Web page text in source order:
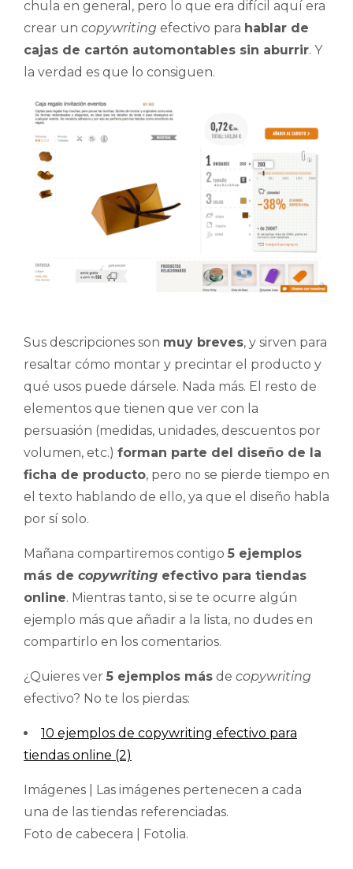
chula en general, pero lo que era difícil aquí era
crear un copywriting efectivo para hablar de
cajas de cartón automontables sin aburrir. Y
la verdad es que lo consiguen.
Sus descripciones son muy breves, y sirven para
resaltar cómo montar y precintar el producto y
qué usos puede dársele. Nada más. El resto de
elementos que tienen que ver con la
persuasión (medidas, unidades, descuentos por
volumen, etc.) forman parte del diseño de la
ficha de producto, pero no se pierde tiempo en
el texto hablando de ello, ya que el diseño habla
por sí solo.
Mañana compartiremos contigo 5 ejemplos
más de copywriting efectivo para tiendas
online. Mientras tanto, si se te ocurre algún
ejemplo más que añadir a la lista, no dudes en
compartirlo en los comentarios.
¿Quieres ver 5 ejemplos más de copywriting
efectivo? No te los pierdas:
10 ejemplos de copywriting efectivo para
tiendas online (2)
Imágenes | Las imágenes pertenecen a cada
una de las tiendas referenciadas.
Foto de cabecera | Fotolia.